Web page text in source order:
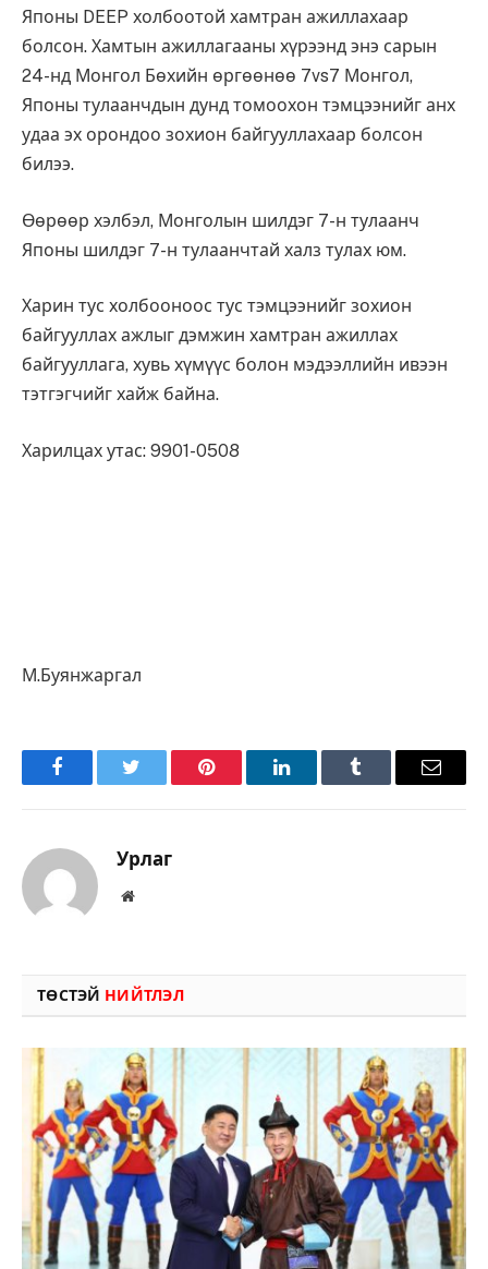
Японы DEEP холбоотой хамтран ажиллахаар
болсон. Хамтын ажиллагааны хүрээнд энэ сарын
24-нд Монгол Бөхийн өргөөнөө 7vs7 Монгол,
Японы тулаанчдын дунд томоохон тэмцээнийг анх
удаа эх орондоо зохион байгууллахаар болсон
билээ.
Өөрөөр хэлбэл, Монголын шилдэг 7-н тулаанч
Японы шилдэг 7-н тулаанчтай халз тулах юм.
Харин тус холбооноос тус тэмцээнийг зохион
байгууллах ажлыг дэмжин хамтран ажиллах
байгууллага, хувь хүмүүс болон мэдээллийн ивээн
тэтгэгчийг хайж байна.
Харилцах утас: 9901-0508
М.Буянжаргал
FacebookTwitter Pinterest LinkedInTumblr Имэйл
Урлаг
Вэбсайт
ТӨСТЭЙ НИЙТЛЭЛ